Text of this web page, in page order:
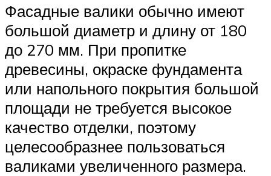
Фасадные валики обычно имеют
большой диаметр и длину от 180
до 270 мм. При пропитке
древесины, окраске фундамента
или напольного покрытия большой
площади не требуется высокое
качество отделки, поэтому
целесообразнее пользоваться
валиками увеличенного размера.